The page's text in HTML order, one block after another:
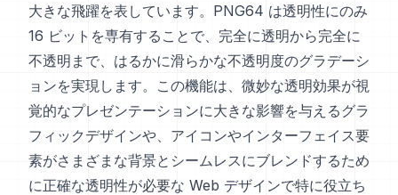
大きな飛躍を表しています。PNG64 は透明性にのみ
16 ビットを専有することで、完全に透明から完全に
不透明まで、はるかに滑らかな不透明度のグラデーシ
ョンを実現します。この機能は、微妙な透明効果が視
覚的なプレゼンテーションに大きな影響を与えるグラ
フィックデザインや、アイコンやインターフェイス要
素がさまざまな背景とシームレスにブレンドするため
に正確な透明性が必要な Web デザインで特に役立ち